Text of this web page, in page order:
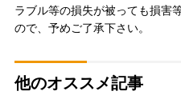
ラブル等の損失が被っても損害
ので、予めご了承下さい。
他のオススメ記事